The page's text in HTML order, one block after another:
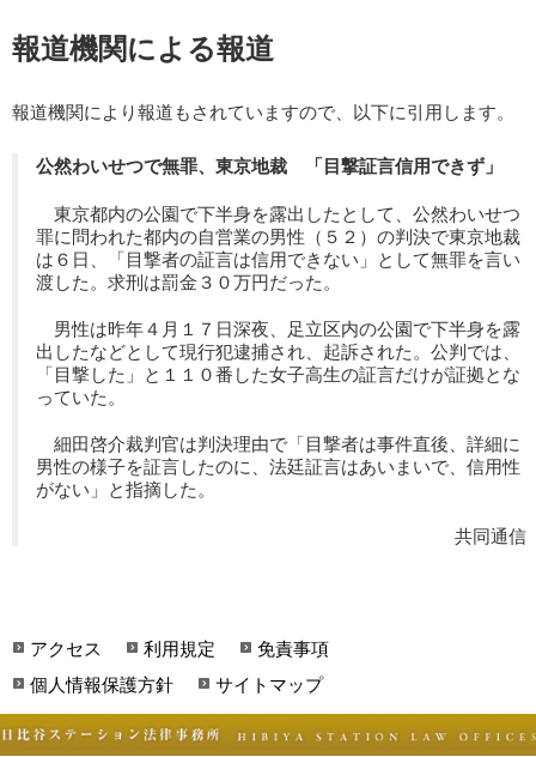
報道機関による報道
報道機関により報道もされていますので、以下に引用します。
公然わいせつで無罪、東京地裁 「目撃証言信用できず」
東京都内の公園で下半身を露出したとして、公然わいせつ
罪に問われた都内の自営業の男性（５２）の判決で東京地裁
は６日、「目撃者の証言は信用できない」として無罪を言い
渡した。求刑は罰金３０万円だった。
男性は昨年４月１７日深夜、足立区内の公園で下半身を露
出したなどとして現行犯逮捕され、起訴された。公判では、
「目撃した」と１１０番した女子高生の証言だけが証拠とな
っていた。
細田啓介裁判官は判決理由で「目撃者は事件直後、詳細に
男性の様子を証言したのに、法廷証言はあいまいで、信用性
がない」と指摘した。
共同通信
アクセス 利用規定
免責事項
個人情報保護方針
サイトマップ